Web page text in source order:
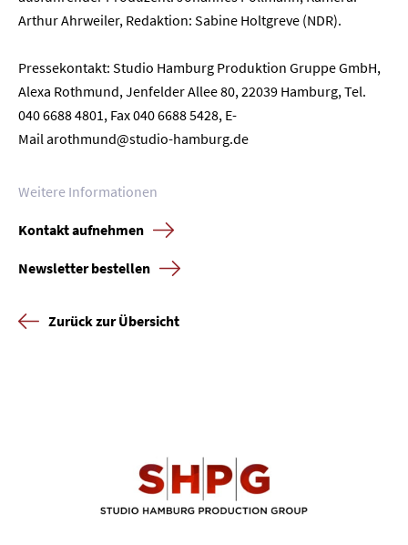
Arthur Ahrweiler, Redaktion: Sabine Holtgreve (NDR).
Pressekontakt: Studio Hamburg Produktion Gruppe GmbH,
Alexa Rothmund, Jenfelder Allee 80, 22039 Hamburg, Tel.
040 6688 4801, Fax 040 6688 5428, E-
Mailarothmund@studio-hamburg.de
Weitere Informationen
Kontakt aufnehmen
Newsletter bestellen
Zurück zur Übersicht
Karriere
Kontakt
Newsletter Datenschutz Impressum